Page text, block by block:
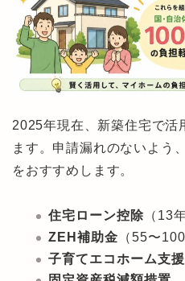
2025年現在、新築住宅で活
ます。申請漏れのないよう
をおすすめします。
住宅ローン控除 （13
ZEH補助金 （55〜
子育てエコホーム支